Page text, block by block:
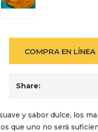
y sabor dulce, los
que uno no será
COMPRA EN LÍNEA
Share: